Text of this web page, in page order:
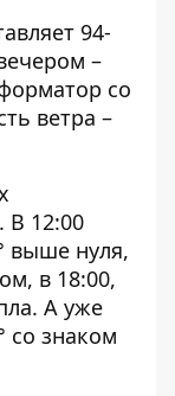
94-
–
со
ветра –
В 12:00
выше нуля,
в 18:00,
А уже
со знаком